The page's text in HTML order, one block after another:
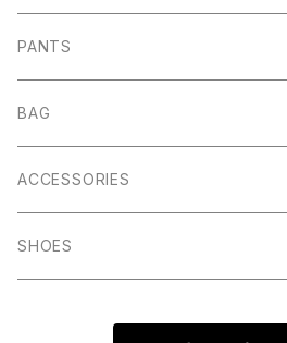
PANTS
BAG
ACCESSORIES
SHOES